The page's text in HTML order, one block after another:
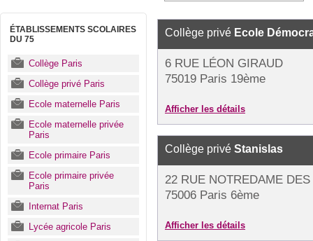
ÉTABLISSEMENTS SCOLAIRES
DU 75
Collège Paris
Collège privé Paris
Ecole maternelle Paris
Ecole maternelle privée
Paris
Ecole primaire Paris
Ecole primaire privée
Paris
Internat Paris
Lycée agricole Paris
Collège privé Ecole
6 RUE LÉON GIRAUD
75019 Paris 19ème
Afficher les détails
Collège privé Stanislas
22 RUE NOTREDAME
75006 Paris 6ème
Afficher les détails